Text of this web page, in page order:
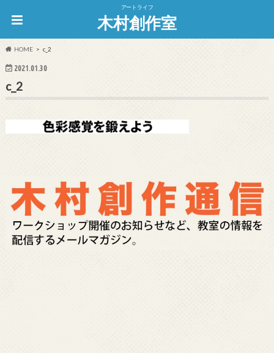
アートライフ
木村創作室
HOME c_2
2021.01.30
c_2